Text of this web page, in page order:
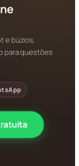
e búzios,
para questões